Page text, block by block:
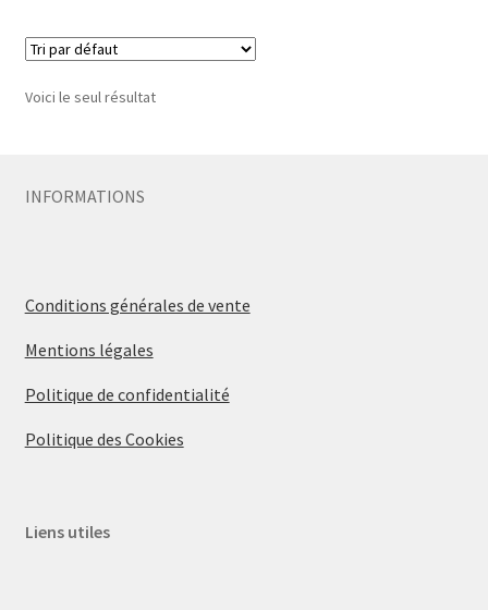
Voici le seul résultat
INFORMATIONS
Conditions générales de vente
Mentions légales
Politique de confidentialité
Politique des Cookies
Liens utiles